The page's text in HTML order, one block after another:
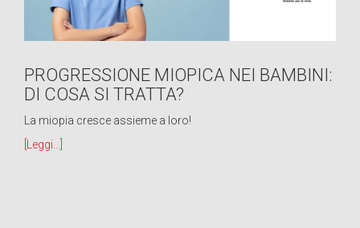
PROGRESSIONE MIOPICA NEI BAMBINI:
DI COSA SI TRATTA?
La miopia cresce assieme a loro!
[Leggi...]